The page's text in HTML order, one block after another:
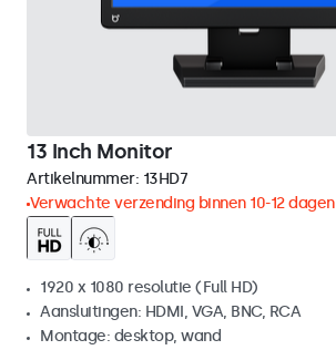
13 Inch Monitor
Artikelnummer: 13HD7
Verwachte verzending binnen 10-12 dagen
1920 x 1080 resolutie (Full HD)
Aansluitingen: HDMI, VGA, BNC, RCA
Montage: desktop, wand